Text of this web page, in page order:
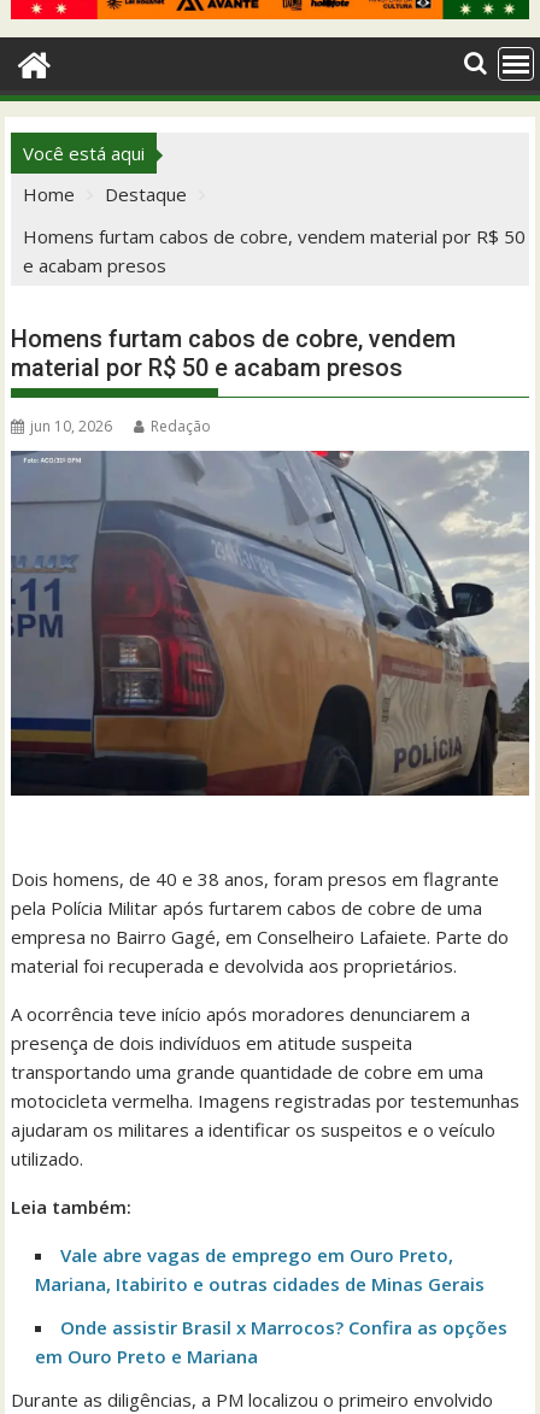
Você está aqui
Home
Destaque
Homens furtam cabos de cobre, vendem material por R$ 50
e acabam presos
Homens furtam cabos de cobre, vendem
material por R$ 50 e acabam presos
jun 10, 2026 Redação
Dois homens, de 40 e 38 anos, foram presos em flagrante
pela Polícia Militar após furtarem cabos de cobre de uma
empresa no Bairro Gagé, em Conselheiro Lafaiete. Parte do
material foi recuperada e devolvida aos proprietários.
A ocorrência teve início após moradores denunciarem a
presença de dois indivíduos em atitude suspeita
transportando uma grande quantidade de cobre em uma
motocicleta vermelha. Imagens registradas por testemunhas
ajudaram os militares a identificar os suspeitos e o veículo
utilizado.
Leia também:
Vale abre vagas de emprego em Ouro Preto,
Mariana, Itabirito e outras cidades de Minas Gerais
Onde assistir Brasil x Marrocos? Confira as opções
em Ouro Preto e Mariana
Durante as diligências, a PM localizou o primeiro envolvido